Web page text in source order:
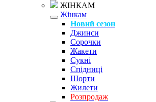
ЖІНКАМ
Жінкам
Новий сезон
Джинси
Сорочки
Жакети
Сукні
Спідниці
Шорти
Жилети
Розпродаж